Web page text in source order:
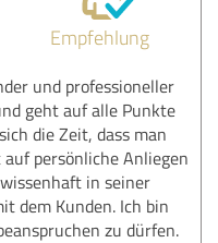
Empfehlung
und professioneller
geht auf alle Punkte
die Zeit, dass man
persönliche Anliegen
in seiner
dem Kunden. Ich bin
zu dürfen.